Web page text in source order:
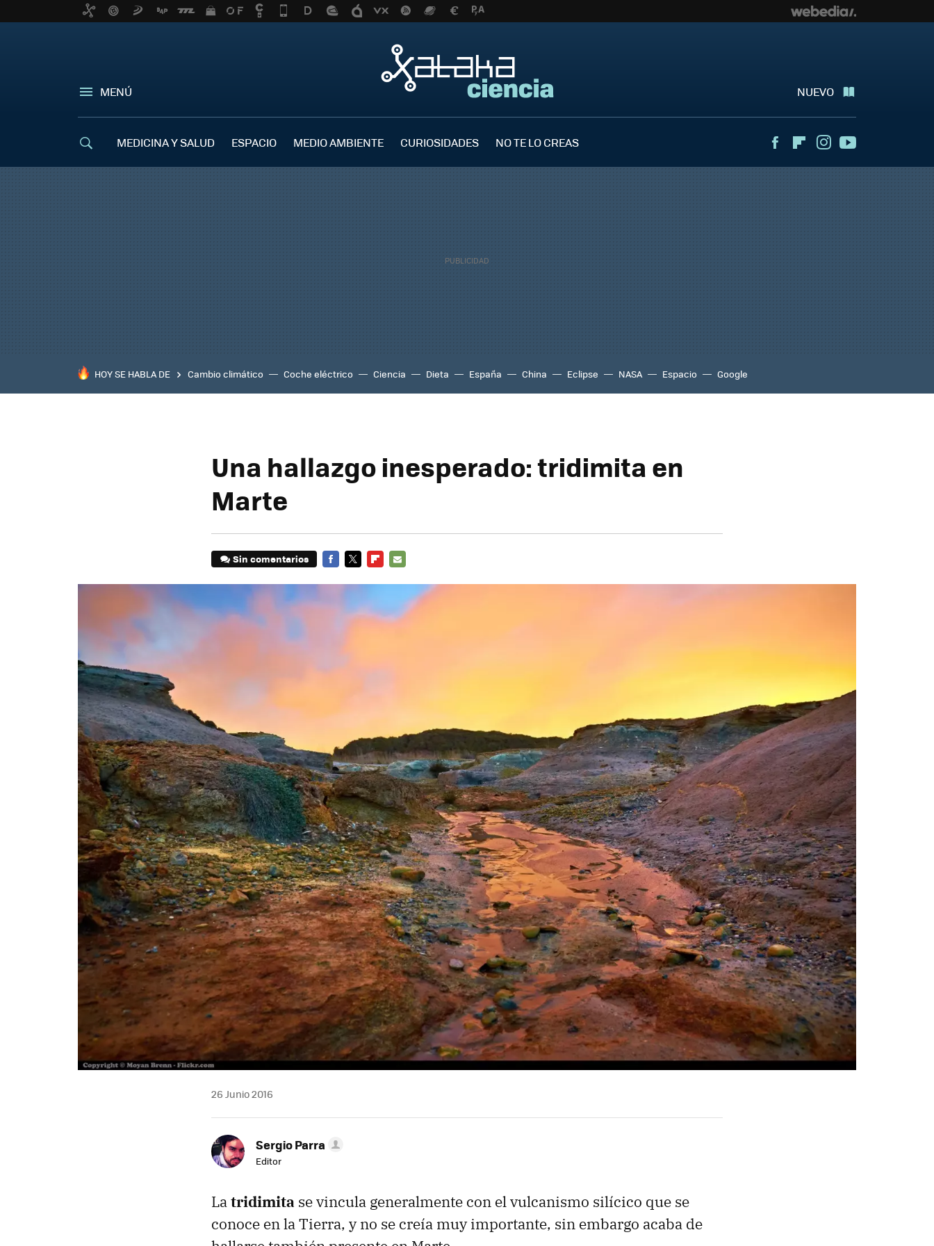
MENÚ NUEVO
MEDICINA Y SALUD ESPACIO MEDIO AMBIENTE CURIOSIDADES NO TE LO CREAS FacebookFlipboardInstagram
HOY SE HABLA DE Cambio climático Coche eléctrico Ciencia Dieta España China Eclipse NASA Espacio Google
Una hallazgo inesperado: tridimita en
Marte
Sin comentarios
26 Junio 2016
Sergio Parra
Editor
Latridimita se vincula generalmente con el vulcanismo silícico que se
conoce en la Tierra, y no se creía muy importante, sin embargo acaba de